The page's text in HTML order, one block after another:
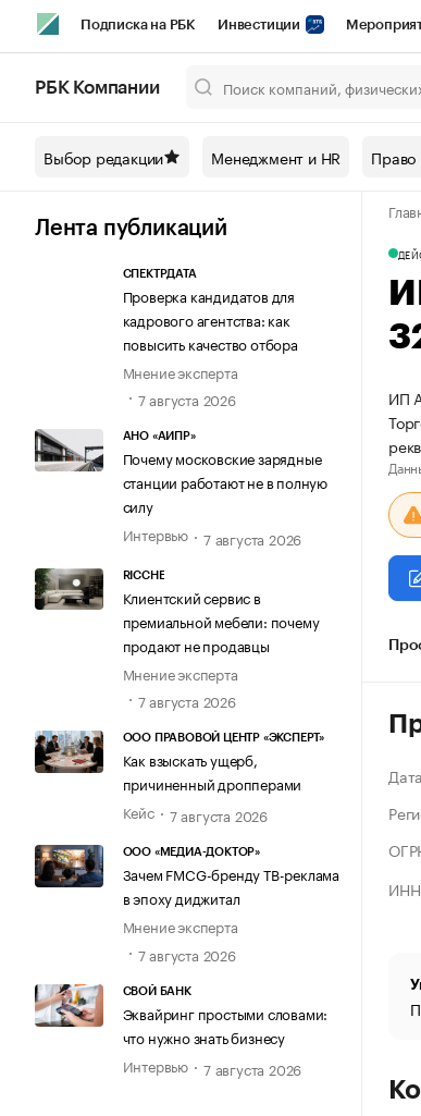
Подписка на РБК Инвестиции
Спецпроекты СПб Конференции СПб
Технологии и медиа Рынок
РБК Компании
Выбор редакции Менеджмент и HR Право
Лента публикаций
СПЕКТРДАТА
Проверка кандидатов для
кадрового агентства: как
повысить качество отбора
Мнение эксперта
7 августа 2026
АНО «АИПР»
Почему московские зарядные
станции работают не в полную
силу
Интервью
7 августа 2026
RICCHE
Клиентский сервис в
премиальной мебели: почему
продают не продавцы
Мнение эксперта
7 августа 2026
ООО ПРАВОВОЙ ЦЕНТР «ЭКСПЕРТ»
Как взыскать ущерб,
причиненный дропперами
Кейс
7 августа 2026
ООО «МЕДИА-ДОКТОР»
Зачем FMCG-бренду ТВ-реклама
в эпоху диджитал
Мнение эксперта
7 августа 2026
СВОЙ БАНК
Эквайринг простыми словами:
что нужно знать бизнесу
Интервью
7 августа 2026
ИП
ИНН